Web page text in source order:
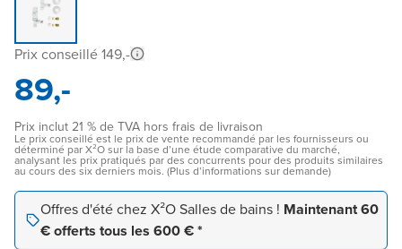
Prix conseillé 149,-
89,-
Prix inclut 21 % de TVA hors frais de livraison
Le prix conseillé est le prix de vente recommandé par les fournisseurs ou
déterminé par X²O sur la base d’une étude comparative du marché,
analysant les prix pratiqués par des concurrents pour des produits similaires
au cours des six derniers mois. (Plus d’informations sur demande)
Offres d'été chez X²O Salles de bains ! Maintenant 60
€ offerts tous les 600 € *